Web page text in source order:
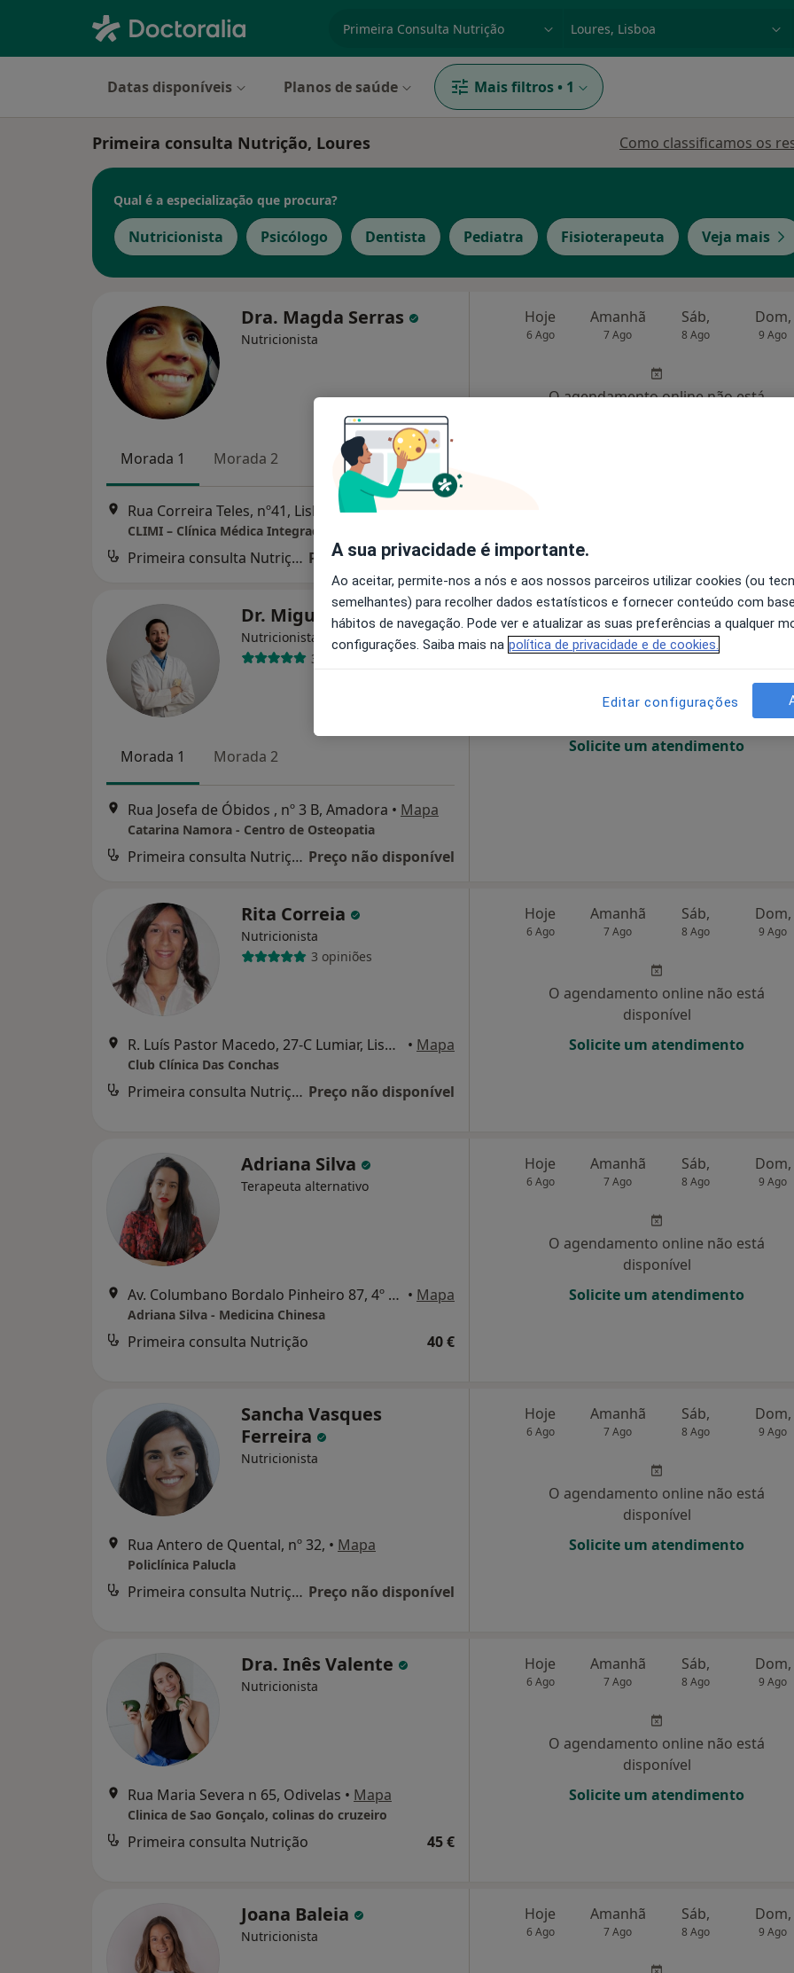
Datas disponíveis Planos de saúde Mais filtros • 1
Primeira consulta Nutrição, Loures Como classificamos os
Qual é a especialização que procura?
Nutricionista Psicólogo Dentista Pediatra Fisioterapeuta Veja mais
Dra. Magda Serras
Nutricionista
Morada 1 Morada 2
Rua Correira Teles, nº41, Lisboa •Mapa
CLIMI – Clínica Médica Integrada Almeida Nunes
Primeira consulta Nutrição Preço não disponível
Hoje
6 Ago
Amanhã
7 Ago
Sáb,
8 Ago
Dom,
9 Ago
O agendamento online não está
Dr. Miguel Antunes
Nutricionista
38 opiniões
Morada 1 Morada 2
Rua Josefa de Óbidos , nº 3 B, Amadora • Mapa
Catarina Namora - Centro de Osteopatia
Primeira consulta Nutrição Preço não disponível
Hoje
6 Ago 7 Ago
Sáb,
8 Ago 9 Ago
O agendamento online não está
disponível
Solicite um atendimento
Rita Correia
Nutricionista
3 opiniões
R. Luís Pastor Macedo, 27-C Lumiar, Lisboa • Mapa
Club Clínica Das Conchas
Primeira consulta Nutrição Preço não disponível
Hoje
6 Ago
Amanhã
7 Ago
Sáb,
8 Ago
Dom,
9 Ago
O agendamento online não está
disponível
Solicite um atendimento
Adriana Silva
Terapeuta alternativo
Av. Columbano Bordalo Pinheiro 87, 4º andar, Lisboa • Mapa
Adriana Silva - Medicina Chinesa
Primeira consulta Nutrição 40 €
Hoje
6 Ago
Amanhã
7 Ago
Sáb,
8 Ago
Dom,
9 Ago
O agendamento online não está
disponível
Solicite um atendimento
Sancha Vasques
Ferreira
Nutricionista
Rua Antero de Quental, nº 32, • Mapa
Policlínica Palucla
Primeira consulta Nutrição Preço não disponível
Hoje
6 Ago
Amanhã
7 Ago
Sáb,
8 Ago
Dom,
9 Ago
O agendamento online não está
disponível
Solicite um atendimento
Dra. Inês Valente
Nutricionista
Rua Maria Severa n 65, Odivelas • Mapa
Clinica de Sao Gonçalo, colinas do cruzeiro
Primeira consulta Nutrição 45 €
Hoje
6 Ago
Amanhã
7 Ago
Sáb,
8 Ago
Dom,
9 Ago
O agendamento online não está
disponível
Solicite um atendimento
Joana Baleia
Nutricionista
Hoje
6 Ago
Amanhã
7 Ago
Sáb,
8 Ago
Dom,
9 Ago
A sua privacidade é importante.
Ao aceitar, permite-nos a nós e aos nossos parceiros utilizar cookies (ou
semelhantes) para recolher dados estatísticos e fornecer conteúdo com
hábitos de navegação. Pode ver e atualizar as suas preferências a qualquer
configurações. Saiba mais na política de privacidade e de cookies.
Editar configurações